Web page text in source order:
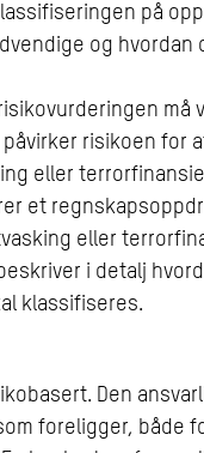
på
og hvordan
må
risikoen for
eller
et
eller
i detalj
klassifiseres.
Den
foreligger, både